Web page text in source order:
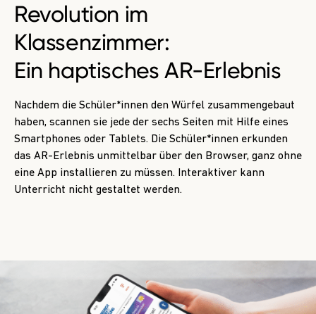
Revolution im
Klassenzimmer:
Ein haptisches AR-Erlebnis
Nachdem die Schüler*innen den Würfel zusammengebaut
haben, scannen sie jede der sechs Seiten mit Hilfe eines
Smartphones oder Tablets. Die Schüler*innen erkunden
das AR-Erlebnis unmittelbar über den Browser, ganz ohne
eine App installieren zu müssen. Interaktiver kann
Unterricht nicht gestaltet werden.